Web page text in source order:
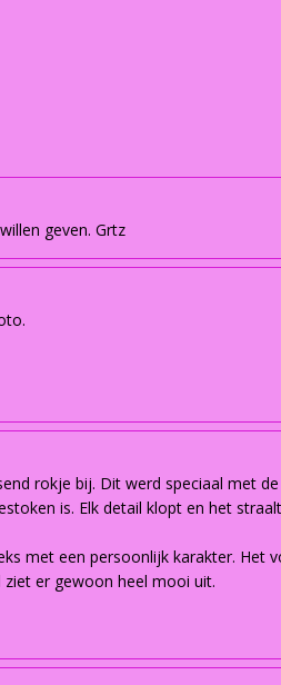
geven. Grtz
rokje bij. Dit werd speciaal met
is. Elk detail klopt en het
met een persoonlijk karakter. Het
er gewoon heel mooi uit.